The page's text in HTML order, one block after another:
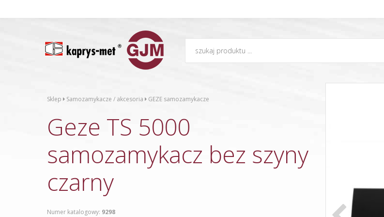
Sklep Samozamykacze / akcesoria GEZE samozamykacze
Geze TS 5000
samozamykacz bez szyny
czarny
Numer katalogowy: 9298